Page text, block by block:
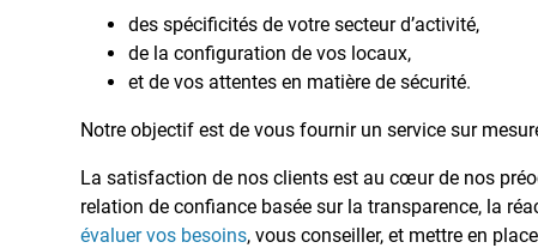
des spécificités de votre secteur d’activité,
de la configuration de vos locaux,
et de vos attentes en matière de sécurité.
Notre objectif est de vous fournir un service sur
La satisfaction de nos clients est au cœur de nos
relation de confiance basée sur la transparence, la
évaluer vos besoins, vous conseiller, et mettre en